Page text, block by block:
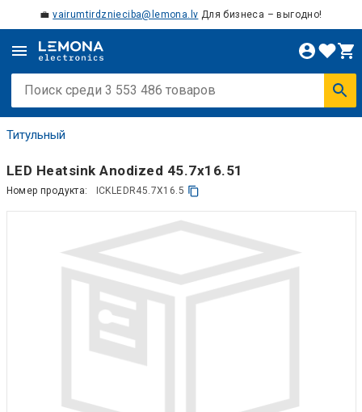
💼vairumtirdznieciba@lemona.lv Для бизнеса – выгодно!
Титульный
LED Heatsink Anodized 45.7x16.51
Номер продукта: ICKLEDR45.7X16.5